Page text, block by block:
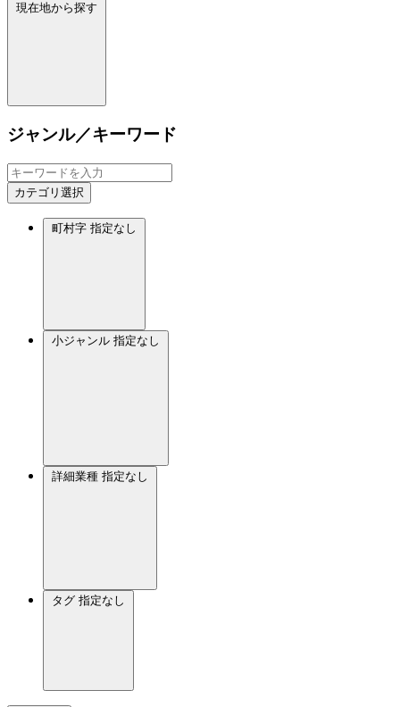
現在地から探す
ジャンル／キーワード
カテゴリ選択
町村字 指定なし
小ジャンル 指定なし
詳細業種 指定なし
タグ 指定なし